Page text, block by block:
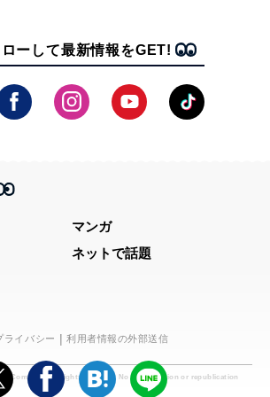
ーして最新情報をGET!
Company. All rights reserved. No reproduction or republication
マンガ
ネットで話題
ライバシー 利用者情報の外部送信